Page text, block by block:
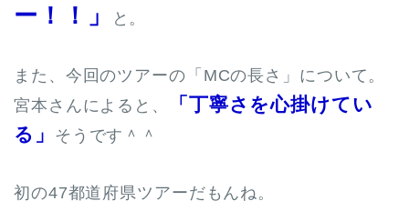
ー！！」
と。
また、今回のツアーの「MCの長さ」について。
宮本さんによると、
「丁寧さを心掛けてい
る」
そうです＾＾
初の47都道府県ツアーだもんね。